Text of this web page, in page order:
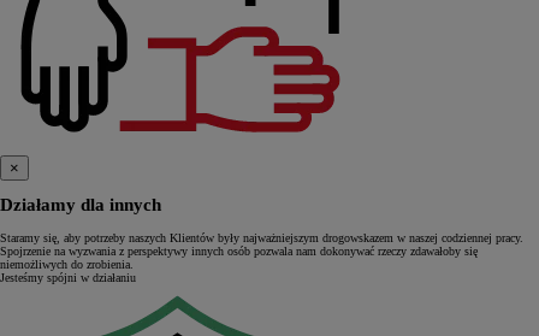
×
Działamy dla innych
Staramy się, aby potrzeby naszych Klientów były najważniejszym drogowskazem w naszej codziennej pracy.
Spojrzenie na wyzwania z perspektywy innych osób pozwala nam dokonywać rzeczy zdawałoby się
niemożliwych do zrobienia.
Jesteśmy spójni w działaniu